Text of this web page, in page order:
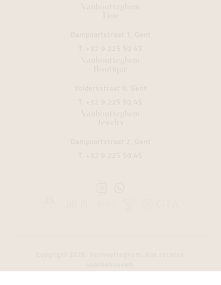
Vanhoutteghem
Time
Dampoortstraat 1, Gent
T. +32 9 225 50 45
Vanhoutteghem
Boutique
Voldersstraat 6, Gent
T. +32 9 225 50 45
Vanhoutteghem
Jewelry
Dampoortstraat 2, Gent
T. +32 9 225 50 45